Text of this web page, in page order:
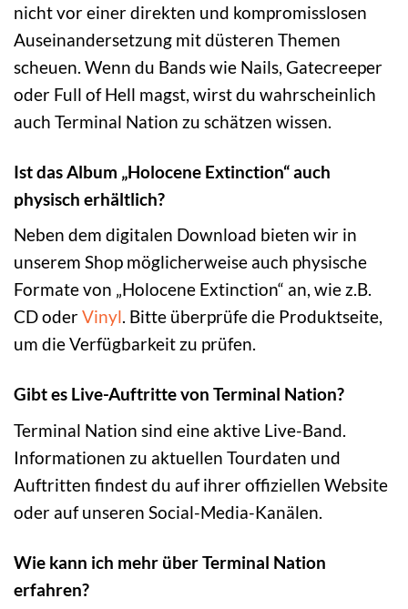
nicht vor einer direkten und kompromisslosen
Auseinandersetzung mit düsteren Themen
scheuen. Wenn du Bands wie Nails, Gatecreeper
oder Full of Hell magst, wirst du wahrscheinlich
auch Terminal Nation zu schätzen wissen.
Ist das Album „Holocene Extinction“ auch
physisch erhältlich?
Neben dem digitalen Download bieten wir in
unserem Shop möglicherweise auch physische
Formate von „Holocene Extinction“ an, wie z.B.
CD oderVinyl. Bitte überprüfe die Produktseite,
um die Verfügbarkeit zu prüfen.
Gibt es Live-Auftritte von Terminal Nation?
Terminal Nation sind eine aktive Live-Band.
Informationen zu aktuellen Tourdaten und
Auftritten findest du auf ihrer offiziellen Website
oder auf unseren Social-Media-Kanälen.
Wie kann ich mehr über Terminal Nation
erfahren?